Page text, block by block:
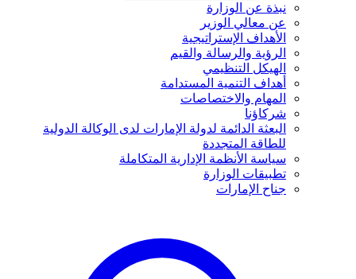
نبذة عن الوزارة
عن معالي الوزير
الأهداف الإستراتيجية
الرؤية والرسالة والقيم
الهيكل التنظيمي
أهداف التنمية المستدامة
المهام والاختصاصات
شركاؤنا
البعثة الدائمة لدولة الإمارات لدى الوكالة الدولية
للطاقة المتجددة
سياسة الأنظمة الإدارية المتكاملة
تطبيقات الوزارة
جناح الإمارات